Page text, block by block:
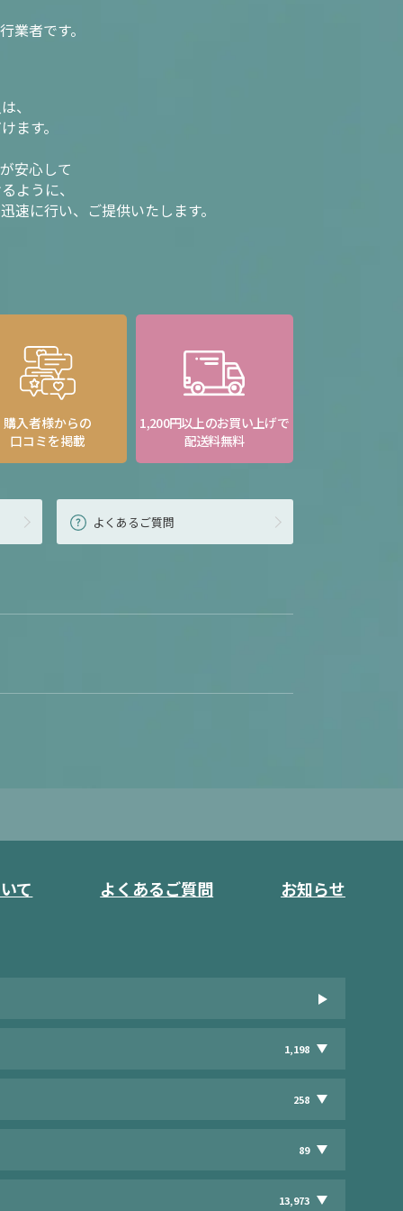
業者です。
、
ます。
安心して
ように、
速に行い、ご提供いたします。
購入者様からの
口コミを掲載
1,200円以上のお買い上げで
配送料無料
よくあるご質問
て よくあるご質問 お知らせ
1,198
258
89
13,973